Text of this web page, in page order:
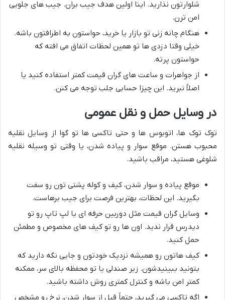
شلوارتون نذارید. اینا اولین هدف جیب بران. جیب های جلویی
امن ترن.
هنگام چانه زنی تو بازار یا خرید، حواستون به اطرافتون باشه.
خیلی وقتا دزدی ها تو همین لحظات اتفاق می افته که
حواستون پرته.
از جواهرات و ساعت های گران قیمت کمتر استفاده کنید یا
اصلاً نبرید. این چیزا حسابی جلب توجه می کنن.
در وسایل حمل و نقل عمومی
توک توک ها، اتوبوس ها و حتی تاکسی ها تو گوا از وسایل نقلیه
محبوب هستن. موقع سوار و پیاده شدن، یا وقتی تو وسیله نقلیه
شلوغی هستید، مراقب باشید.
موقع پیاده و سوار شدن، کیف و کوله پشتی تون رو سفت
بگیرید. این لحظات، بهترین فرصت برای جیب برهاست.
وسایل گران قیمت مثل دوربین حرفه ای یا لپ تاپ رو تو
دیدرس قرار ندید. اون ها رو تو کیف های مخصوص و مطمئن
حمل کنید.
کیف هاتون رو همیشه نزدیک خودتون و جایی نگه دارید که
بتونید ببینیدشون. زیر صندلی یا تو محفظه بالای سر، ممکنه
کمتر امن باشه و کنترل کمتری روش داشته باشید.
اگه تاکسی می گیرید، حتماً قبل از سوار شدن، نرخ رو مشخص